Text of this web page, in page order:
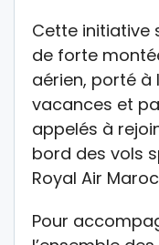
Cette initiative
de forte
aérien, porté à
vacances et
appelés à
bord des vols
Royal Air
Pour